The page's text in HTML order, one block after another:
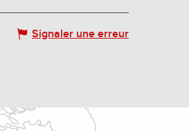
Signaler une erreur